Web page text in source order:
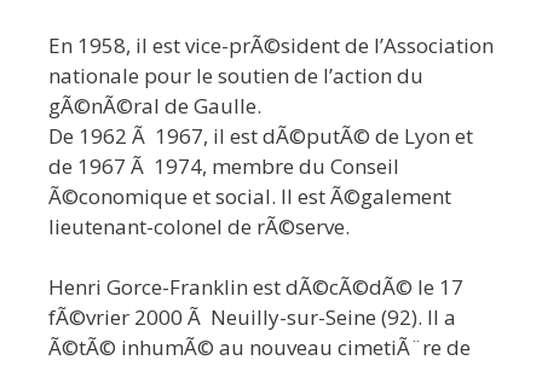
En 1958, il est vice-prÃ©sident de l’Association
nationale pour le soutien de l’action du
gÃ©nÃ©ral de Gaulle.
De 1962 Ã 1967, il est dÃ©putÃ© de Lyon et
de 1967 Ã 1974, membre du Conseil
Ã©conomique et social. Il est Ã©galement
lieutenant-colonel de rÃ©serve.
Henri Gorce-Franklin est dÃ©cÃ©dÃ© le 17
fÃ©vrier 2000 Ã Neuilly-sur-Seine (92). Il a
Ã©tÃ© inhumÃ© au nouveau cimetiÃ¨re de